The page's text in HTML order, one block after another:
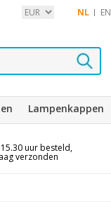
NL EN
Lampenkappen
uur besteld,
verzonden